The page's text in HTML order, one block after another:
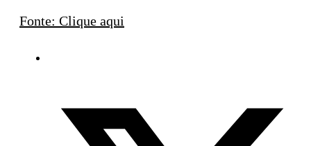
Fonte: Clique aqui